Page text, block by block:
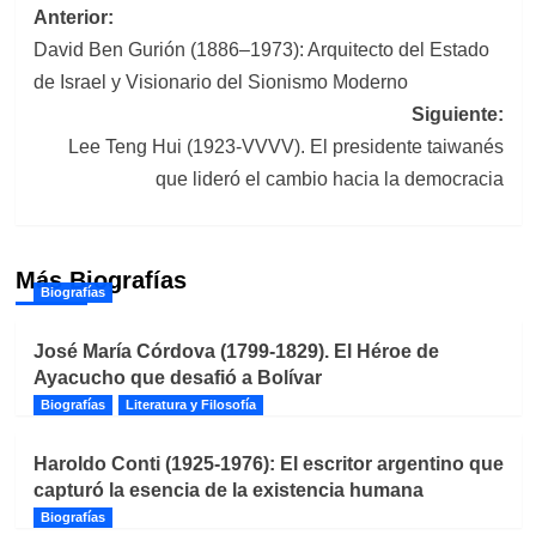
Navegación
de
entradas
Anterior:
David Ben Gurión (1886–1973): Arquitecto del Estado
de Israel y Visionario del Sionismo Moderno
Siguiente:
Lee Teng Hui (1923-VVVV). El presidente taiwanés
que lideró el cambio hacia la democracia
Más Biografías
Biografías
José María Córdova (1799-1829). El Héroe de
Ayacucho que desafió a Bolívar
Biografías Literatura y Filosofía
Haroldo Conti (1925-1976): El escritor argentino que
capturó la esencia de la existencia humana
Biografías